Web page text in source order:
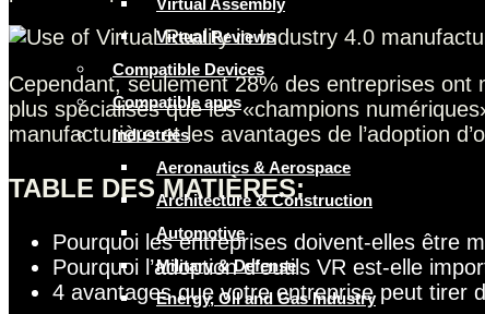
Virtual Assembly
Virtual Reviews
Compatible Devices
Compatible apps
Industries
Aeronautics & Aerospace
Architecture & Construction
Automotive
Military & Defense
Energy, Oil and Gas Industry
Cependant, seulement 28% des entreprises
plus spécialisés que les «champions
manufacturière et les avantages de l’adoption
TABLE DES MATIÈRES:
Pourquoi les entreprises doivent-elles être
Pourquoi l’adoption d’outils VR est-elle
4 avantages que votre entreprise peut tirer